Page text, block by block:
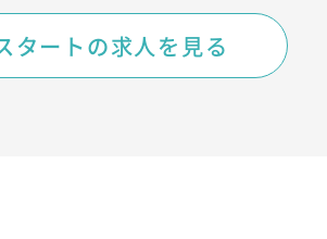
タートの求人を見る